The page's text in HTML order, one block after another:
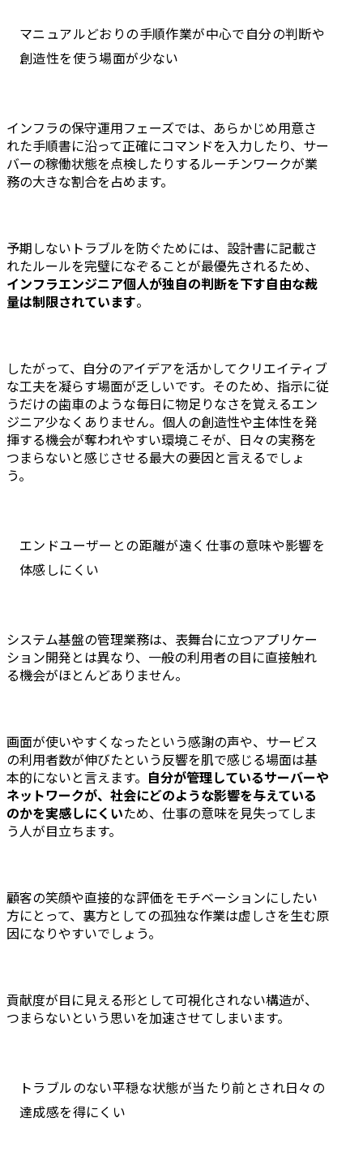
マニュアルどおりの手順作業が中心で自分の判断や
創造性を使う場面が少ない
インフラの保守運用フェーズでは、あらかじめ用意さ
れた手順書に沿って正確にコマンドを入力したり、サー
バーの稼働状態を点検したりするルーチンワークが業
務の大きな割合を占めます。
予期しないトラブルを防ぐためには、設計書に記載さ
れたルールを完璧になぞることが最優先されるため、
インフラエンジニア個人が独自の判断を下す自由な裁
量は制限されています。
したがって、自分のアイデアを活かしてクリエイティブ
な工夫を凝らす場面が乏しいです。そのため、指示に従
うだけの歯車のような毎日に物足りなさを覚えるエン
ジニア少なくありません。個人の創造性や主体性を発
揮する機会が奪われやすい環境こそが、日々の実務を
つまらないと感じさせる最大の要因と言えるでしょ
う。
エンドユーザーとの距離が遠く仕事の意味や影響を
体感しにくい
システム基盤の管理業務は、表舞台に立つアプリケー
ション開発とは異なり、一般の利用者の目に直接触れ
る機会がほとんどありません。
画面が使いやすくなったという感謝の声や、サービス
の利用者数が伸びたという反響を肌で感じる場面は基
本的にないと言えます。
自分が管理しているサーバーや
ネットワークが、社会にどのような影響を与えている
のかを実感しにくいため、仕事の意味を見失ってしま
う人が目立ちます。
顧客の笑顔や直接的な評価をモチベーションにしたい
方にとって、裏方としての孤独な作業は虚しさを生む原
因になりやすいでしょう。
貢献度が目に見える形として可視化されない構造が、
つまらないという思いを加速させてしまいます。
トラブルのない平穏な状態が当たり前とされ日々の
達成感を得にくい